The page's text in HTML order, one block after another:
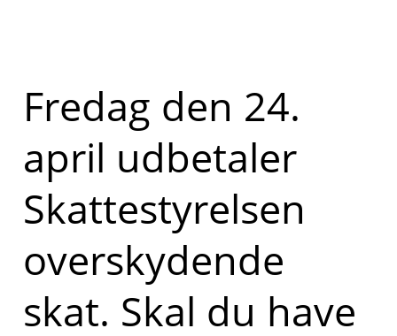
Fredag den 24.
april udbetaler
Skattestyrelsen
overskydende
skat. Skal du have